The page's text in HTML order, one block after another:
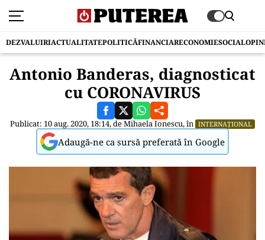
DEZVALUIRIACTUALITATEPOLITICĂFINANCIARECONOMIESOCIAL
Antonio Banderas, diagnosticat
cu CORONAVIRUS
Publicat: 10 aug. 2020, 18:14, deMihaela Ionescu, în INTERNAȚIONAL
Adaugă-ne ca sursă preferată în Google